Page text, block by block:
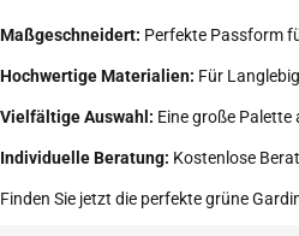
Maßgeschneidert: Perfekte Passform
Hochwertige Materialien: Für
Vielfältige Auswahl: Eine große
Individuelle Beratung: Kostenlose
Finden Sie jetzt die perfekte grüne